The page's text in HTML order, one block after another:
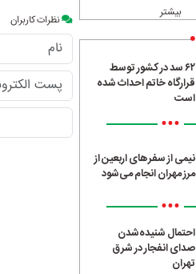
بیشتر
۶۲ سد در کشور توسط
قرارگاه خاتم احداث شده
است
•••
نیمی از سفرهای اربعین از
مرز مهران انجام می‌شود
•••
احتمال شنیده‌شدن
صدای انفجار در شرق
تهران
نظرات کاربران